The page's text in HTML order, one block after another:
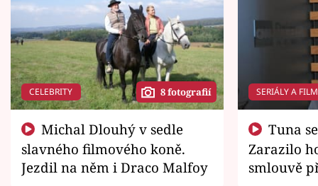
CELEBRITY 8 fotografií
slavného filmového koně.
Jezdil na něm i Draco Malfoy
SERIÁLY A
Zarazilo
smlouvě